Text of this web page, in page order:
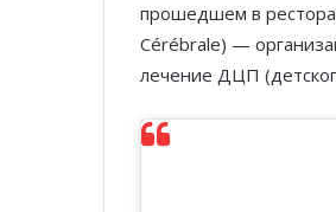
прошедшем в
Cérébrale) —
лечение ДЦП